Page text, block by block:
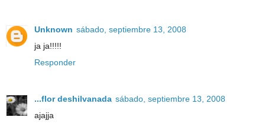
Unknown sábado, septiembre 13, 2008
ja ja!!!!!
Responder
...flor deshilvanada sábado, septiembre 13, 2008
ajajja